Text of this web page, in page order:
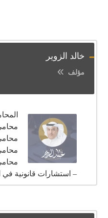
خالد الزوير
مؤلف
– استشارات قانونية في